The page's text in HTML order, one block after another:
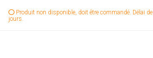
Produit non disponible, doit être commandé. Délai
jours.